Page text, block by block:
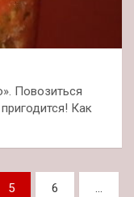
Повозиться
Как
5 6 …